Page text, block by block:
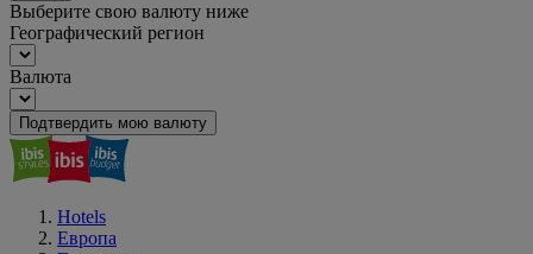
Выберите свою валюту ниже
Географический регион
Валюта
Подтвердить мою валюту
Hotels
Европа